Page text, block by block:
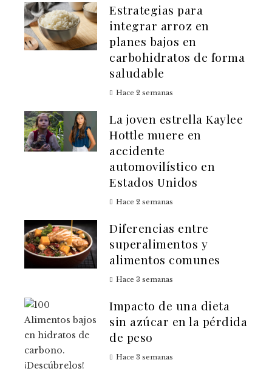
Estrategias para
integrar arroz en
planes bajos en
carbohidratos de forma
saludable
Hace 2 semanas
La joven estrella Kaylee
Hottle muere en
accidente
automovilístico en
Estados Unidos
Hace 2 semanas
Diferencias entre
superalimentos y
alimentos comunes
Hace 3 semanas
Impacto de una dieta
sin azúcar en la pérdida
de peso
Hace 3 semanas